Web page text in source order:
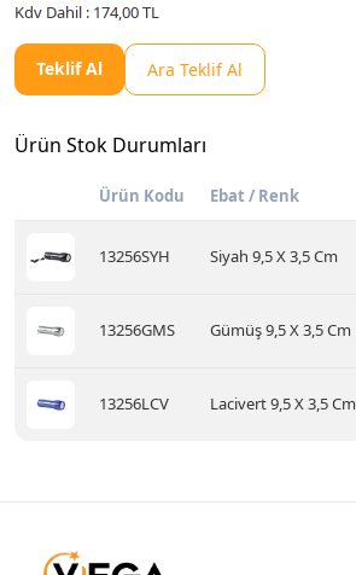
Kdv Dahil : 174,00 TL
Teklif Al Ara Teklif Al
Ürün Stok Durumları
Ürün Kodu Ebat / Renk
13256SYH Siyah 9,5 X 3,5 Cm
13256GMS Gümüş 9,5 X 3,5 Cm
13256LCV Lacivert 9,5 X 3,5 Cm